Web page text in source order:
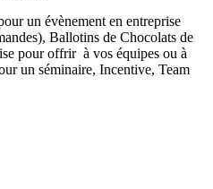
un évènement en entreprise
Ballotins de Chocolats de
pour offrir à vos équipes ou à
un séminaire, Incentive, Team